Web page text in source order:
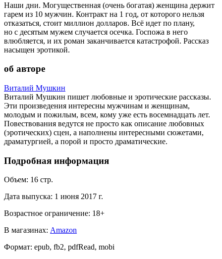
Наши дни. Могущественная (очень богатая) женщина держит
гарем из 10 мужчин. Контракт на 1 год, от которого нельзя
отказаться, стоит миллион долларов. Всё идет по плану,
но с десятым мужем случается осечка. Госпожа в него
влюбляется, и их роман заканчивается катастрофой. Рассказ
насыщен эротикой.
об авторе
Виталий Мушкин
Виталий Мушкин пишет любовные и эротические рассказы.
Эти произведения интересны мужчинам и женщинам,
молодым и пожилым, всем, кому уже есть восемнадцать лет.
Повествования ведутся не просто как описание любовных
(эротических) сцен, а наполнены интересными сюжетами,
драматургией, а порой и просто драматические.
Подробная информация
Объем: 16 стр.
Дата выпуска: 1 июня 2017 г.
Возрастное ограничение: 18+
В магазинах: Amazon
Формат: epub, fb2, pdfRead, mobi